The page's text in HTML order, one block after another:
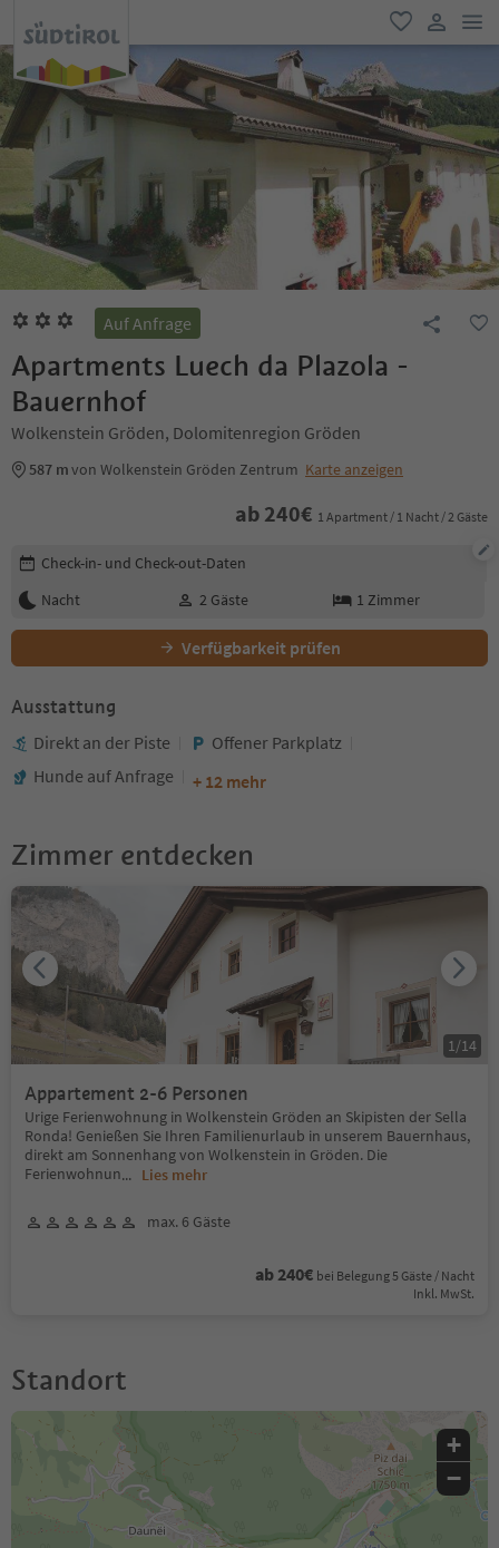
favorit
user link
Auf Anfrage
Apartments Luech da Plazola -
Bauernhof
Wolkenstein Gröden, Dolomitenregion Gröden
587 mvon Wolkenstein Gröden Zentrum Karte anzeigen
ab 240€ 1 Apartment / 1 Nacht / 2 Gäste
Buchungsdetails bearbeiten
Check-in- und Check-out-Daten
Nacht
2 Gäste 1 Zimmer
Verfügbarkeit prüfen
Ausstattung
Direkt an der Piste
Offener Parkplatz
Hunde auf Anfrage
+ 12 mehr
Zimmer entdecken
Appartement 2-6 Personen
Urige Ferienwohnung in Wolkenstein Gröden an Skipisten der Sella
Ronda! Genießen Sie Ihren Familienurlaub in unserem Bauernhaus,
direkt am Sonnenhang von Wolkenstein in Gröden. Die
Ferienwohnun... Lies mehr
max. 6 Gäste
ab 240€ bei Belegung 5 Gäste / Nacht
Inkl. MwSt.
1/14
Standort
+
−